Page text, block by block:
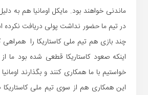
ماندنی خواهند بود. مایکل اومانیا هم به
در تیم ما حضور نداشت پولی دریافت
چند بازی هم تیم ملی کاستاریکا را
اینکه صعود کاستاریکا قطعی شده بود ما
خواستیم با ما همکاری کنند و بگذارند
این همکاری هم از سوی تیم ملی